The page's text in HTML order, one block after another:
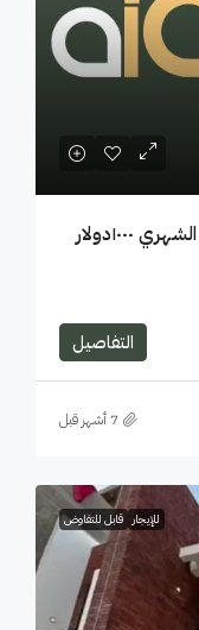
التفاصيل
للإيجار قابل للتفاوض